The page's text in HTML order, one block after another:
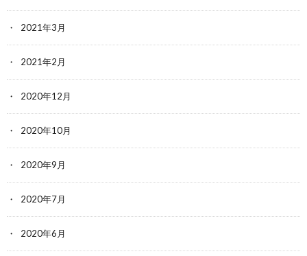
2021年3月
2021年2月
2020年12月
2020年10月
2020年9月
2020年7月
2020年6月